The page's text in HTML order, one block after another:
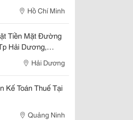
Hồ Chí Minh
Tiền Mặt Đường
Hải Dương,
Kd Tốt, Vị Trí Đẹp
Hải Dương
Kế Toán Thuế Tại
Quảng Ninh